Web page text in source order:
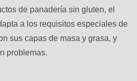
src/ContactService.php
de panadería sin gluten, el
a los requisitos especiales de
sus capas de masa y grasa, y
problemas.